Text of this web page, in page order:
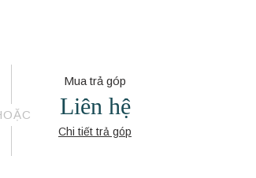
Mua trả góp
Liên hệ
Chi tiết trả góp